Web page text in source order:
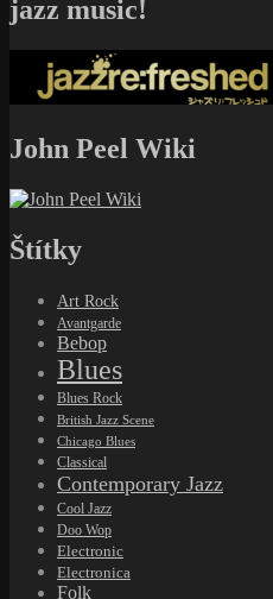
jazz music!
John Peel Wiki
Štítky
Art Rock
Avantgarde
Bebop
Blues
Blues Rock
British Jazz Scene
Chicago Blues
Classical
Contemporary Jazz
Cool Jazz
Doo Wop
Electronic
Electronica
Folk